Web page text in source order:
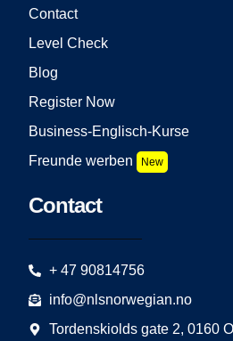
Contact
Level Check
Blog
Register Now
Business-Englisch-Kurse
Freunde werben
New
Contact
+ 47 90814756
info@nlsnorwegian.no
Tordenskiolds gate 2, 0160